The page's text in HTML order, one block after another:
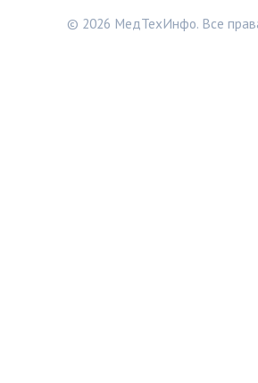
© 2026 МедТехИнфо. Все